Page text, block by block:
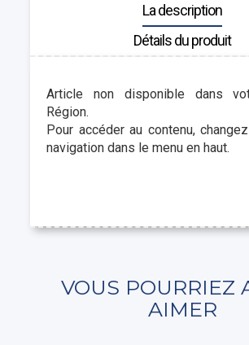
La description
Détails du produit
Article non disponible dans
Région.
Pour accéder au contenu,
navigation dans le menu en haut.
VOUS POURRIEZ
AIMER